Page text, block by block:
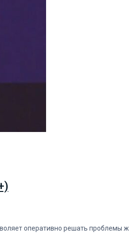
оперативно решать проблемы